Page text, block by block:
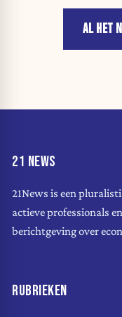
AL HET
21 NEWS
21News is een
actieve professionals
berichtgeving over
RUBRIEKEN